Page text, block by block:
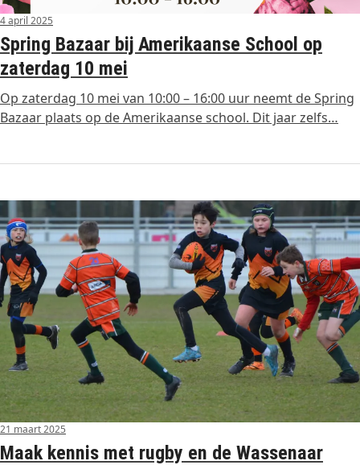
4 april 2025
Spring Bazaar bij Amerikaanse School op
zaterdag 10 mei
Op zaterdag 10 mei van 10:00 – 16:00 uur neemt de Spring
Bazaar plaats op de Amerikaanse school. Dit jaar zelfs…
21 maart 2025
Maak kennis met rugby en de Wassenaar